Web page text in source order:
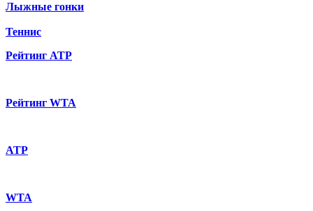
Лыжные гонки
Теннис
Рейтинг ATP
Рейтинг WTA
ATP
WTA